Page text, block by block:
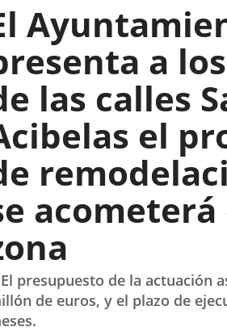
a
las calles
el
acometerá
presupuesto de la actuación
de euros, y el plazo de